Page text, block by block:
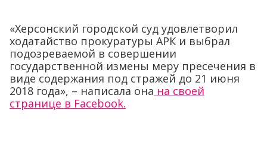
«Херсонский городской суд удовлетворил
ходатайство прокуратуры АРК и выбрал
подозреваемой в совершении
государственной измены меру пресечения в
виде содержания под стражей до 21 июня
2018 года», – написала она на своей
странице в Facebook.